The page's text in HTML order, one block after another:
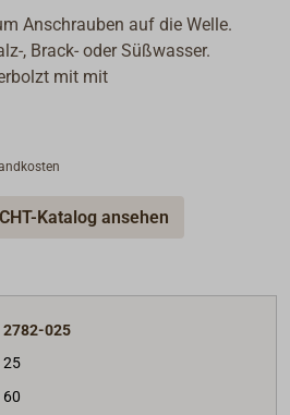
Anschrauben auf die Welle.
, Brack- oder Süßwasser.
mit mit
Katalog ansehen
2782-025
25
60